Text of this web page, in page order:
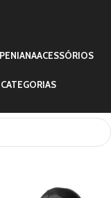
ACESSÓRIOS